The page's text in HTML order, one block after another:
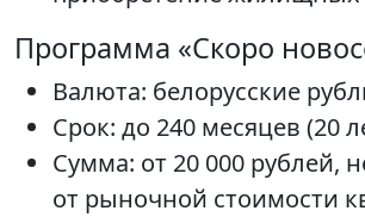
Программа «Скоро
Валюта: белорусские
Срок: до 240 месяцев (20
Сумма: от 20 000 рублей,
от рыночной стоимости